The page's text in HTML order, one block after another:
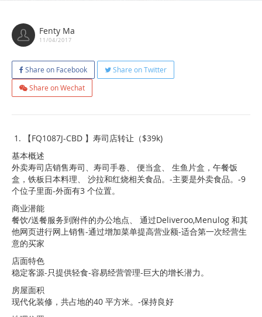
Fenty Ma
11/04/2017
Share on Facebook
Share on Twitter
Share on Wechat
【FQ1087J-CBD 】寿司店转让（$39k)
基本概述
外卖寿司店销售寿司、寿司手卷、 便当盒、 生鱼片盒，午餐饭
盒，铁板日本料理、 沙拉和红烧相关食品。-主要是外卖食品。-9
个位子里面-外面有3 个位置。
商业潜能
餐饮/送餐服务到附件的办公地点、 通过Deliveroo,Menulog 和其
他网页进行网上销售-通过增加菜单提高营业额-适合第一次经营生
意的买家
店面特色
稳定客源-只提供轻食-容易经营管理-巨大的增长潜力。
房屋面积
现代化装修，共占地的40 平方米。-保持良好